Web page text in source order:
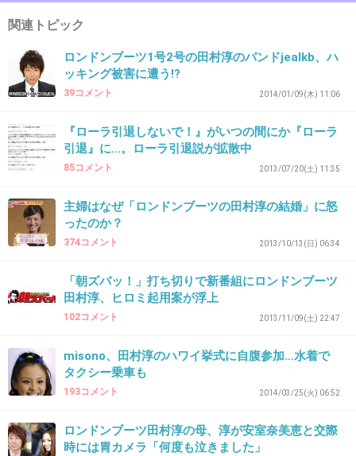
ローラ嫌い
-47
36. 匿名 2014/04/23(水) 16:07:53
無人島で食料を探したり、調理したり。
寝る時間も少ないのにずっと働いてた。
料理上手だし。
2014/04/23(水) 16:08:14
司会者の質が下がって行くね。
38. 匿名2014/04/23(水) 16:09:32
関連トピック
ロンドンブーツ1号2号の田村淳のバンドjealkb、ハ
ッキング被害に遭う!?
39コメント 2014/01/09(木) 11:06
『ローラ引退しないで！』がいつの間にか『ローラ
引退』に…。ローラ引退説が拡散中
85コメント 2013/07/20(土) 11:35
主婦はなぜ「ロンドンブーツの田村淳の結婚」に怒
ったのか？
374コメント 2013/10/13(日) 06:34
「朝ズバッ！」打ち切りで新番組にロンドンブーツ
田村淳、ヒロミ起用案が浮上
102コメント 2013/11/09(土) 22:47
misono、田村淳のハワイ挙式に自腹参加…水着で
タクシー乗車も
193コメント 2014/03/25(火) 06:52
ロンドンブーツ田村淳の母、淳が安室奈美恵と交際
時には胃カメラ「何度も泣きました」